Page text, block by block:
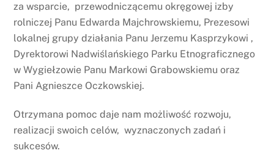
za wsparcie, przewodniczącemu okręgowej izby
rolniczej Panu Edwarda Majchrowskiemu, Prezesowi
lokalnej grupy działania Panu Jerzemu Kasprzykowi ,
Dyrektorowi Nadwiślańskiego Parku Etnograficznego
w Wygiełzowie Panu Markowi Grabowskiemu oraz
Pani Agnieszce Oczkowskiej.
Otrzymana pomoc daje nam możliwość rozwoju,
realizacji swoich celów, wyznaczonych zadań i
sukcesów.